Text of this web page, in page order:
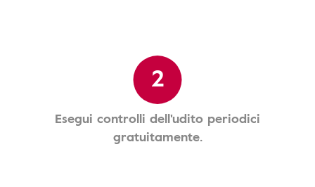
2
Esegui controlli dell'udito periodici
gratuitamente.